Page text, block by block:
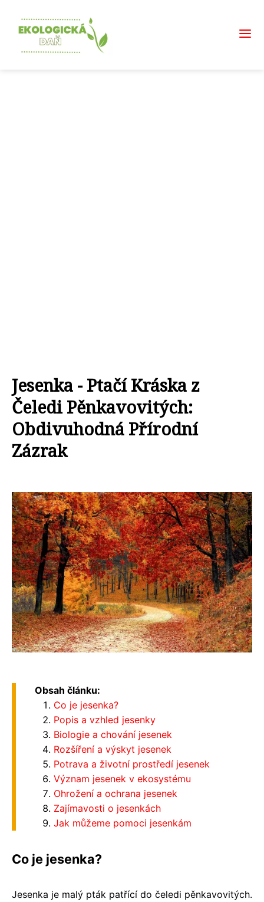
Jesenka - Ptačí Kráska z
Čeledi Pěnkavovitých:
Obdivuhodná Přírodní
Zázrak
Obsah článku:
Co je jesenka?
Popis a vzhled jesenky
Biologie a chování jesenek
Rozšíření a výskyt jesenek
Potrava a životní prostředí jesenek
Význam jesenek v ekosystému
Ohrožení a ochrana jesenek
Zajímavosti o jesenkách
Jak můžeme pomoci jesenkám
Co je jesenka?
Jesenka je malý pták patřící do čeledi pěnkavovitých.